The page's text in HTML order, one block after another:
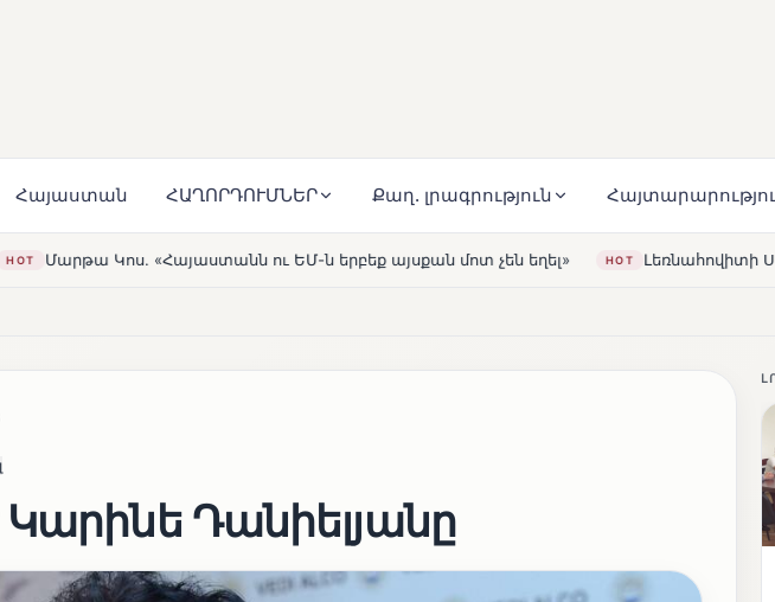
Հայաստան ՀԱՂՈՐԴՈՒՄՆԵՐ Քաղ. լրագրություն
ու ԵՄ-ն երբեք այսքան մոտ չեն եղել» HOT Լեռնահովիտի Սուրբ Ստեփանոս
Կարինե Դանիելյանը